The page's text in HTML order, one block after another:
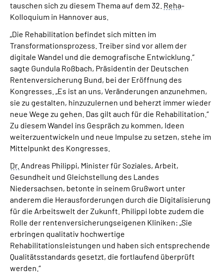
Inhalte in Gebärdensprache (DGS)
Leichte Sprache
Mein Kundenportal
tauschen sich zu diesem Thema auf dem 32. Reha-
Kolloquium in Hannover aus.
„Die Rehabilitation befindet sich mitten im
Transformationsprozess. Treiber sind vor allem der
digitale Wandel und die demografische Entwicklung.“
sagte Gundula Roßbach, Präsidentin der Deutschen
Rentenversicherung Bund, bei der Eröffnung des
Kongresses. „Es ist an uns, Veränderungen anzunehmen,
sie zu gestalten, hinzuzulernen und beherzt immer wieder
neue Wege zu gehen. Das gilt auch für die Rehabilitation.“
Zu diesem Wandel ins Gespräch zu kommen, Ideen
weiterzuentwickeln und neue Impulse zu setzen, stehe im
Mittelpunkt des Kongresses.
Dr. Andreas Philippi, Minister für Soziales, Arbeit,
Gesundheit und Gleichstellung des Landes
Niedersachsen, betonte in seinem Grußwort unter
anderem die Herausforderungen durch die Digitalisierung
für die Arbeitswelt der Zukunft. Philippi lobte zudem die
Rolle der rentenversicherungseigenen Kliniken: „Sie
erbringen qualitativ hochwertige
Rehabilitationsleistungen und haben sich entsprechende
Qualitätsstandards gesetzt, die fortlaufend überprüft
werden.“